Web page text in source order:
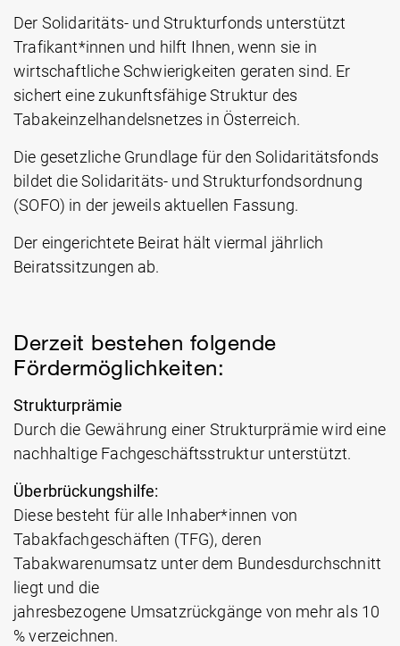
Der Solidaritäts- und Strukturfonds unterstützt
Trafikant*innen und hilft Ihnen, wenn sie in
wirtschaftliche Schwierigkeiten geraten sind. Er
sichert eine zukunftsfähige Struktur des
Tabakeinzelhandelsnetzes in Österreich.
Die gesetzliche Grundlage für den Solidaritätsfonds
bildet die Solidaritäts- und Strukturfondsordnung
(SOFO) in der jeweils aktuellen Fassung.
Der eingerichtete Beirat hält viermal jährlich
Beiratssitzungen ab.
Derzeit bestehen folgende
Fördermöglichkeiten:
Strukturprämie
Durch die Gewährung einer Strukturprämie wird eine
nachhaltige Fachgeschäftsstruktur unterstützt.
Überbrückungshilfe:
Diese besteht für alle Inhaber*innen von
Tabakfachgeschäften (TFG), deren
Tabakwarenumsatz unter dem Bundesdurchschnitt
liegt und die
jahresbezogene Umsatzrückgänge von mehr als 10
% verzeichnen.